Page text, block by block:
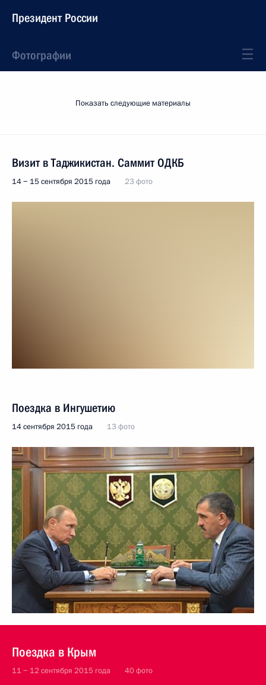
Президент России
Фотографии
Показать следующие материалы
Визит в Таджикистан. Саммит ОДКБ
14 − 15 сентября 2015 года 23 фото
Поездка в Ингушетию
14 сентября 2015 года 13 фото
Поездка в Крым
11 − 12 сентября 2015 года 40 фото